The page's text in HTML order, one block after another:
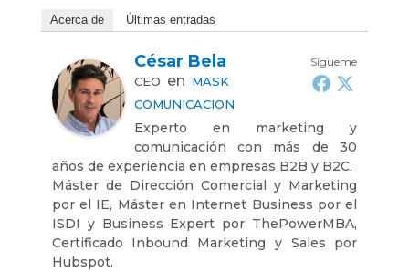
Acerca de Últimas entradas
Sígueme
César Bela
CEO en MASK
COMUNICACION
Experto en marketing y
comunicación con más de 30
años de experiencia en empresas B2B y B2C.
Máster de Dirección Comercial y Marketing
por el IE, Máster en Internet Business por el
ISDI y Business Expert por ThePowerMBA,
Certificado Inbound Marketing y Sales por
Hubspot.